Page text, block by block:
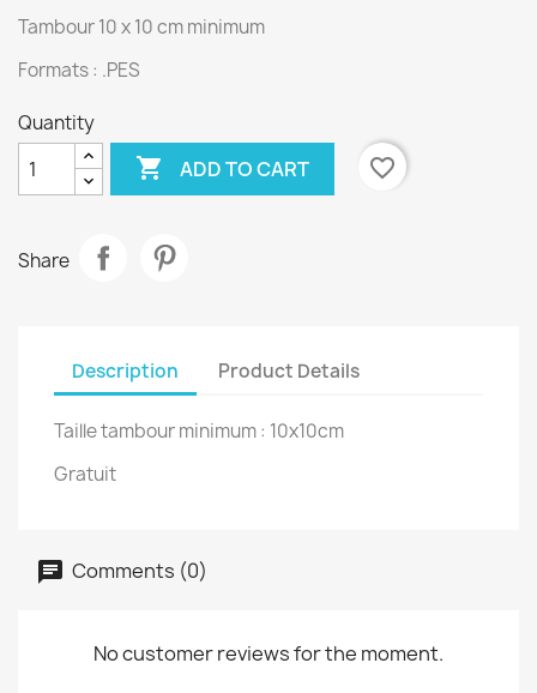
Tambour 10 x 10 cm minimum
Formats : .PES
Quantity
 ADD TO CART favorite_border
Share
Description Product Details
Taille tambour minimum : 10x10cm
Gratuit
Comments (0)
No customer reviews for the moment.